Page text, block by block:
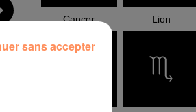
Cancer Lion
sans accepter